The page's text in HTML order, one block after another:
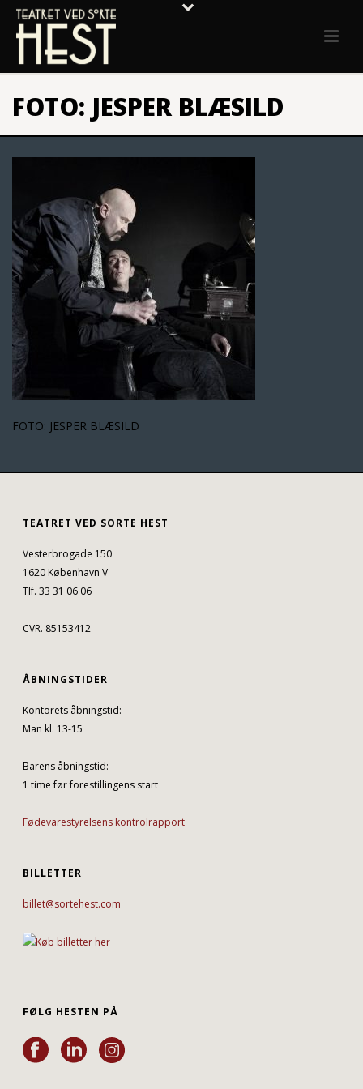
FOTO: JESPER BLÆSILD
FOTO: JESPER BLÆSILD
TEATRET VED SORTE HEST
Vesterbrogade 150
1620 København V
Tlf. 33 31 06 06
CVR. 85153412
ÅBNINGSTIDER
Kontorets åbningstid:
Man kl. 13-15
Barens åbningstid:
1 time før forestillingens start
Fødevarestyrelsens kontrolrapport
BILLETTER
billet@sortehest.com
FØLG HESTEN PÅ